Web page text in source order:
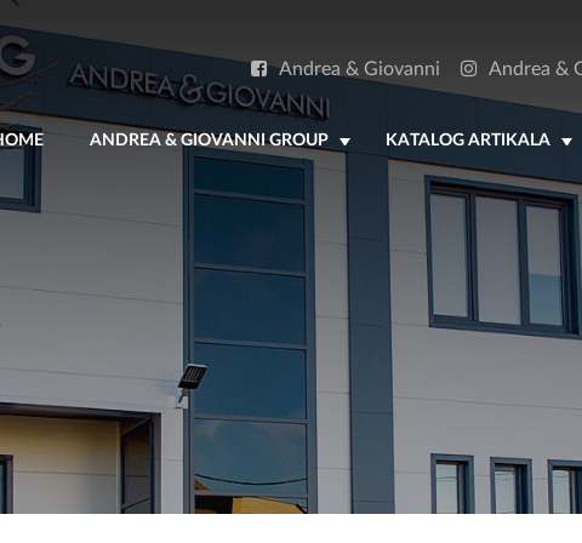
Andrea & Giovanni Andrea &
ANDREA & GIOVANNI GROUP KATALOG ARTIKALA